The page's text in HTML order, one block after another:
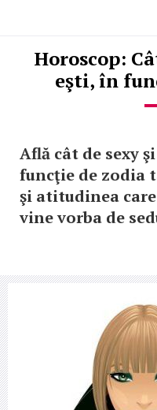
Horoscop:
eşti, în
Află cât de sexy
funcţie de zodia
şi atitudinea
vine vorba de